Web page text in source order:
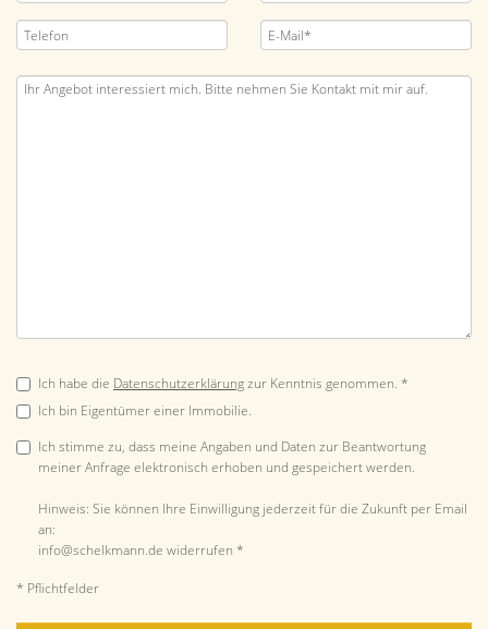
Ich habe die Datenschutzerklärungzur Kenntnis genommen. *
Ich bin Eigentümer einer Immobilie.
Ich stimme zu, dass meine Angaben und Daten zur Beantwortung
meiner Anfrage elektronisch erhoben und gespeichert werden.
Hinweis: Sie können Ihre Einwilligung jederzeit für die Zukunft per Email
an:
info@schelkmann.de widerrufen *
* Pflichtfelder